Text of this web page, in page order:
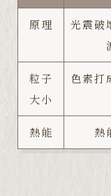
原理
光震破
粒子
大小
色素打
熱能 熱